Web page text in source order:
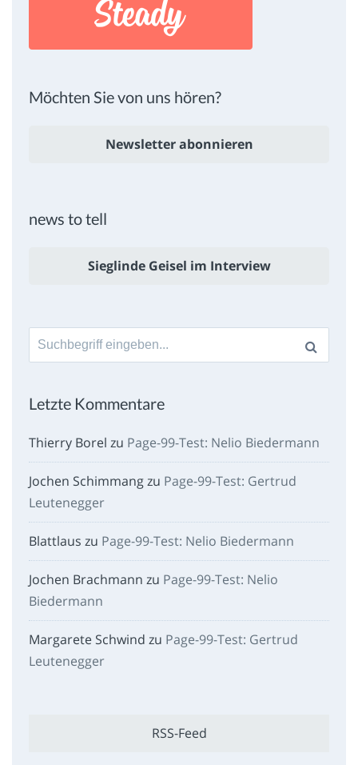
Möchten Sie von uns hören?
Newsletter abonnieren
news to tell
Sieglinde Geisel im Interview
Suche
nach:
Letzte Kommentare
Thierry Borel zu Page-99-Test: Nelio Biedermann
Jochen Schimmangzu Page-99-Test: Gertrud
Leutenegger
Blattlaus zu Page-99-Test: Nelio Biedermann
Jochen Brachmann zu Page-99-Test: Nelio
Biedermann
Margarete Schwind zu Page-99-Test: Gertrud
Leutenegger
RSS-Feed